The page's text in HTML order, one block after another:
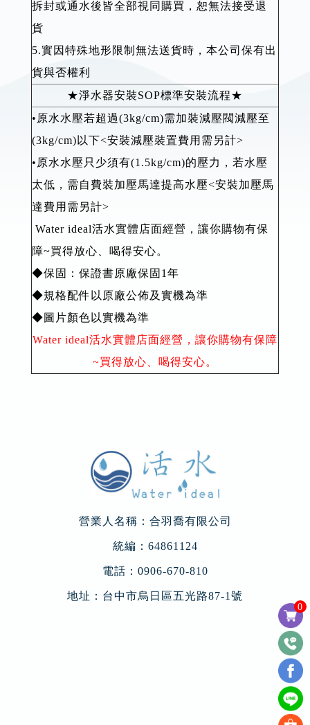
0
拆封或通水後皆全部視同購買，恕無法接受退
貨
5.實因特殊地形限制無法送貨時，本公司保有出
貨與否權利
★淨水器安裝SOP標準安裝流程★
•原水水壓若超過(3kg/cm)需加裝減壓閥減壓至
(3kg/cm)以下<安裝減壓裝置費用需另計>
•原水水壓只少須有(1.5kg/cm)的壓力，若水壓
太低，需自費裝加壓馬達提高水壓<安裝加壓馬
達費用需另計>
Water ideal活水實體店面經營，讓你購物有保
障~買得放心、喝得安心。
◆保固：保證書原廠保固1年
◆規格配件以原廠公佈及實機為準
◆圖片顏色以實機為準
Water ideal活水實體店面經營，讓你購物有保障
~買得放心、喝得安心。
營業人名稱：合羽喬有限公司
統編：64861124
電話： 0906-670-810
地址： 台中市烏日區五光路87-1號